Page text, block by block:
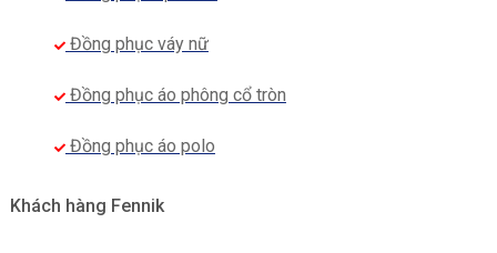
Đồng phục váy nữ
Đồng phục áo phông cổ tròn
Đồng phục áo polo
Khách hàng Fennik